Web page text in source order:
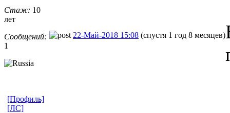
Стаж: 10
лет
Сообщений:
1
22-Май-2018 15:08 (спустя 1 год 8 месяцев)
[Профиль]
[ЛС]